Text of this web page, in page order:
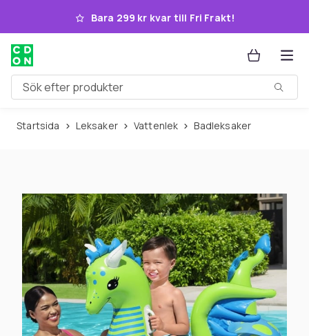
Hoppa till huvudinnehållet
Bara 299 kr kvar till Fri Frakt!
Sök efter produkter
Startsida Leksaker Vattenlek Badleksaker